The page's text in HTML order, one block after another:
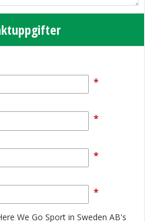
*
*
*
*
We Go Sport in Sweden AB's